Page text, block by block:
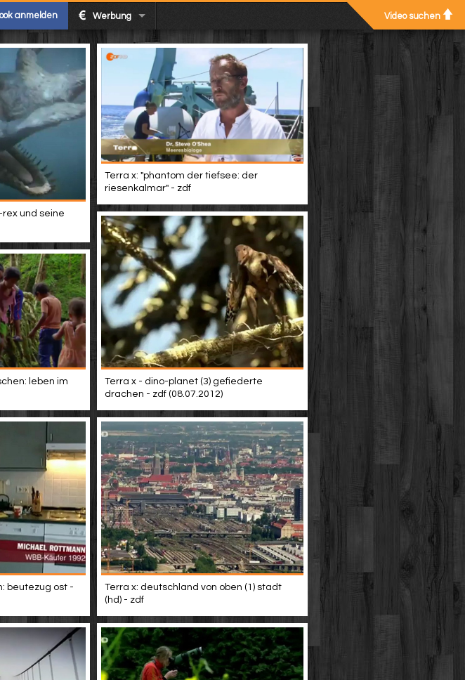
anmelden Werbung Video suchen
rex und seine
Terra x: "phantom der tiefsee: der
riesenkalmar" - zdf
Terra x - dino-planet (3) gefiederte
drachen - zdf (08.07.2012)
leben im
beutezug ost -
Terra x: deutschland von oben (1) stadt
(hd) - zdf